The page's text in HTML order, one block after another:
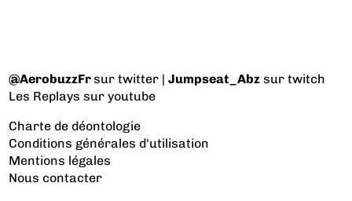
@AerobuzzFrsur twitter |Jumpseat_Abz sur twitch
Les Replays sur youtube
Charte de déontologie
Conditions générales d'utilisation
Mentions légales
Nous contacter